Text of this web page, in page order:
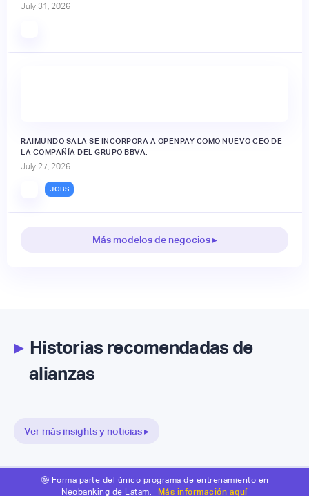
July 31, 2026
RAIMUNDO SALA SE INCORPORA A OPENPAY COMO NUEVO CEO DE
LA COMPAÑÍA DEL GRUPO BBVA.
July 27, 2026
JOBS
Más modelos de negocios ▸
▸Historias recomendadas de
alianzas
Ver más insights y noticias ▸
🤩 Forma parte del único programa de entrenamiento en
Neobanking de Latam.
Más información aquí